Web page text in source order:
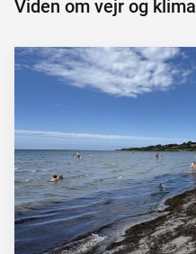
Viden om vejr og klima